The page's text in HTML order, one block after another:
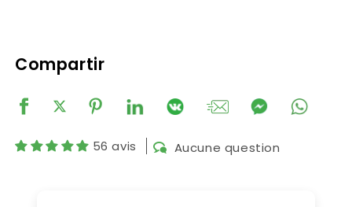
Compartir
56 avis Aucune question